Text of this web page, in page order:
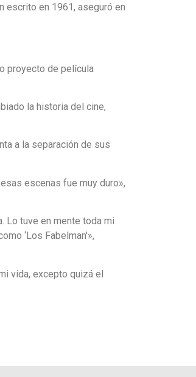
escrito en 1961, aseguró en
proyecto de película
la historia del cine,
a la separación de sus
escenas fue muy duro»,
Lo tuve en mente toda mi
‘Los Fabelman'»,
vida, excepto quizá el